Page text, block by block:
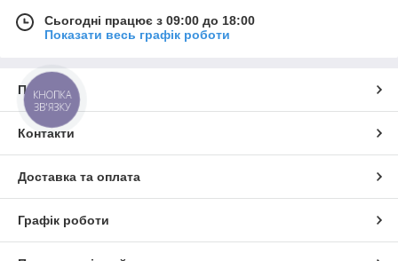
Сьогодні працює з 09:00 до 18:00
Показати весь графік роботи
Про нас
Контакти
Доставка та оплата
Графік роботи
КНОПКА
ЗВ'ЯЗКУ